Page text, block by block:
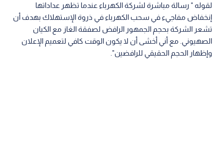
لقوله " رسالة مباشرة لشركة الكهرباء عندما تظهر عداداتها
إنخفاض مفاجيء في سحب الكهرباء في ذروة الإستهلاك بهدف أن
تشعر الشركة بحجم الجمهور الرافض لصفقة الغاز مع الكيان
الصهيوني. مع أني أخشى أن لا يكون الوقت كافي لتعميم الإعلان
وإظهار الحجم الحقيقي للرافضين".